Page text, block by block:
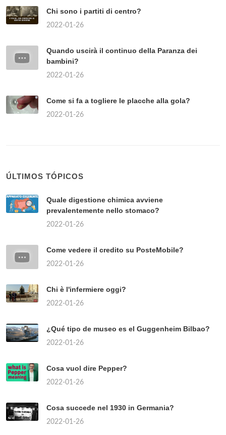
Chi sono i partiti di centro?
2022-01-26
Quando uscirà il continuo della Paranza dei
bambini?
2022-01-26
Come si fa a togliere le placche alla gola?
2022-01-26
ÚLTIMOS TÓPICOS
Quale digestione chimica avviene
prevalentemente nello stomaco?
2022-01-26
Come vedere il credito su PosteMobile?
2022-01-26
Chi è l'infermiere oggi?
2022-01-26
¿Qué tipo de museo es el Guggenheim Bilbao?
2022-01-26
Cosa vuol dire Pepper?
2022-01-26
Cosa succede nel 1930 in Germania?
2022-01-26